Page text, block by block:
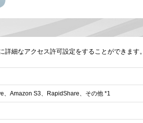
細なアクセス許可設定をすることができます。
、Amazon S3、RapidShare、その他 *1